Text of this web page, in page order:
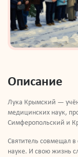
Описание
Лука Крымский —
медицинских наук,
Симферопольский и
Святитель совмещал
науке. И свою жизнь